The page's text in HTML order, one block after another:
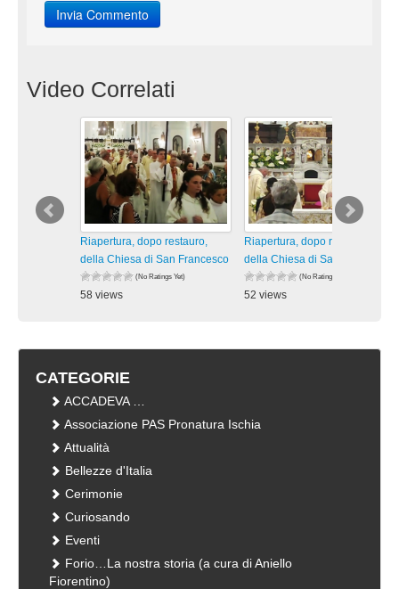
Video Correlati
Riapertura, dopo restauro,
della Chiesa di San Francesco
(No Ratings Yet)
58 views
Riapertura, dopo restauro,
della Chiesa di San Francesco
(No Ratings Yet)
52 views
CATEGORIE
ACCADEVA …
Associazione PAS Pronatura Ischia
Attualità
Bellezze d'Italia
Cerimonie
Curiosando
Eventi
Forio…La nostra storia (a cura di Aniello
Fiorentino)